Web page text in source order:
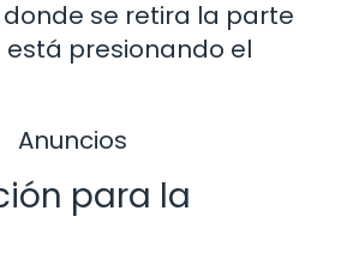
se retira la parte
está presionando el
Anuncios
para la